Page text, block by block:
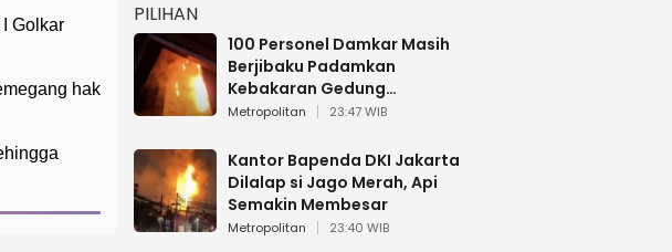
Golkar
hak
PILIHAN
100 Personel Damkar Masih
Berjibaku Padamkan
Kebakaran Gedung
Bapenda DKI
Metropolitan 23:47 WIB
Kantor Bapenda DKI Jakarta
Dilalap si Jago Merah, Api
Semakin Membesar
Metropolitan 23:40 WIB